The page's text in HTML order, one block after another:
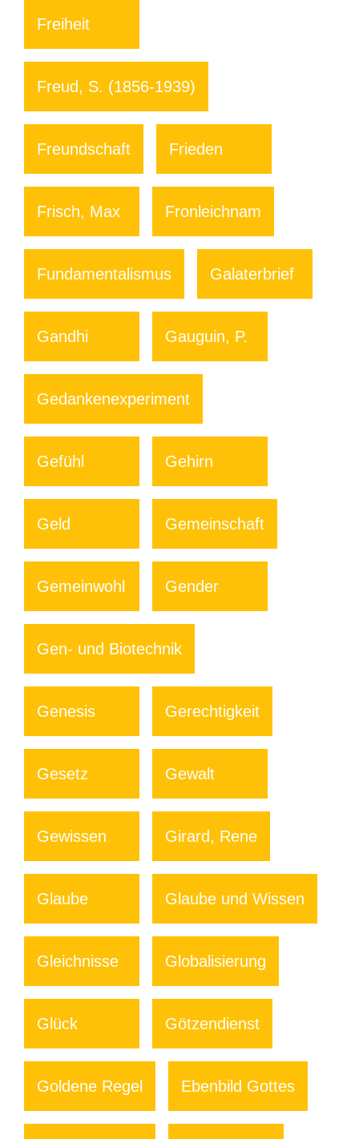
Freiheit
Freud, S. (1856-1939)
Freundschaft Frieden
Frisch, Max Fronleichnam
Fundamentalismus Galaterbrief
Gandhi Gauguin, P.
Gedankenexperiment
Gefühl Gehirn
Geld Gemeinschaft
Gemeinwohl Gender
Gen- und Biotechnik
Genesis Gerechtigkeit
Gesetz Gewalt
Gewissen Girard, Rene
Glaube Glaube und Wissen
Gleichnisse Globalisierung
Glück Götzendienst
Goldene Regel Ebenbild Gottes